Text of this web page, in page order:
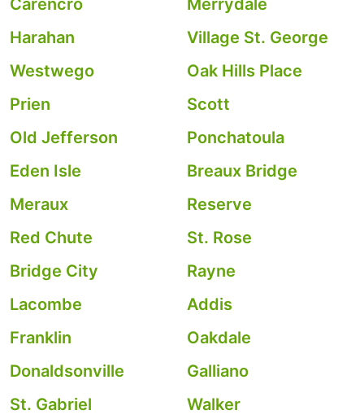
Carencro
Merrydale
Harahan
Village St. George
Westwego
Oak Hills Place
Prien
Scott
Old Jefferson
Ponchatoula
Eden Isle
Breaux Bridge
Meraux
Reserve
Red Chute
St. Rose
Bridge City
Rayne
Lacombe
Addis
Franklin
Oakdale
Donaldsonville
Galliano
St. Gabriel
Walker